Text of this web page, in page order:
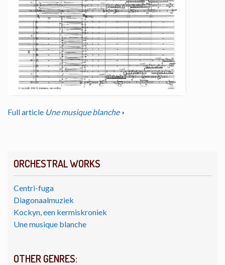
ORCHESTRAL WORKS
Centri-fuga
Diagonaalmuziek
Kockyn, een kermiskroniek
Une musique blanche
OTHER GENRES:
Full article Une musique blanche